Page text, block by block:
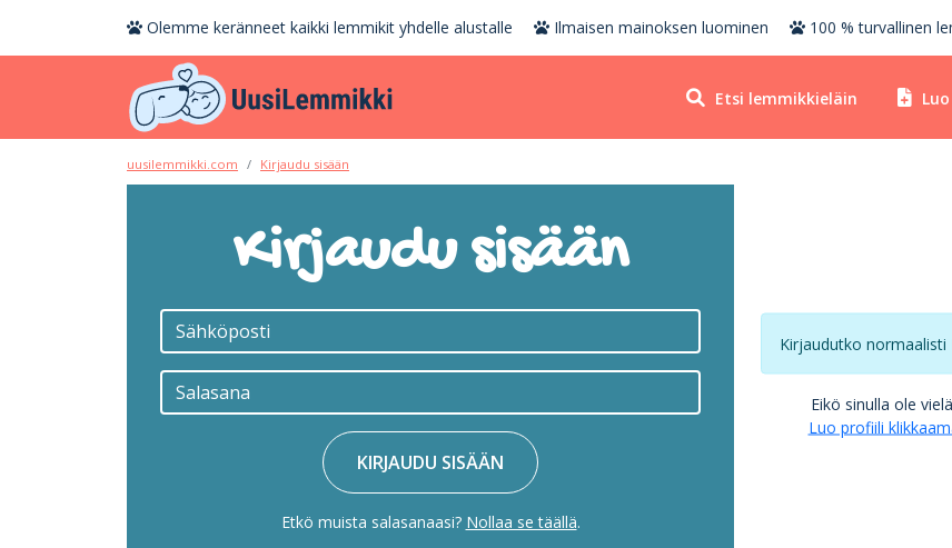
Olemme keränneet kaikki lemmikit yhdelle alustalle Ilmaisen mainoksen luominen 100 % turvallinen
Etsi lemmikkieläin
uusilemmikki.com Kirjaudu sisään
Kirjaudu sisään
KIRJAUDU SISÄÄN
Etkö muista salasanaasi? Nollaa se täällä.
Kirjaudutko normaalisti
Eikö sinulla ole
Luo profiili